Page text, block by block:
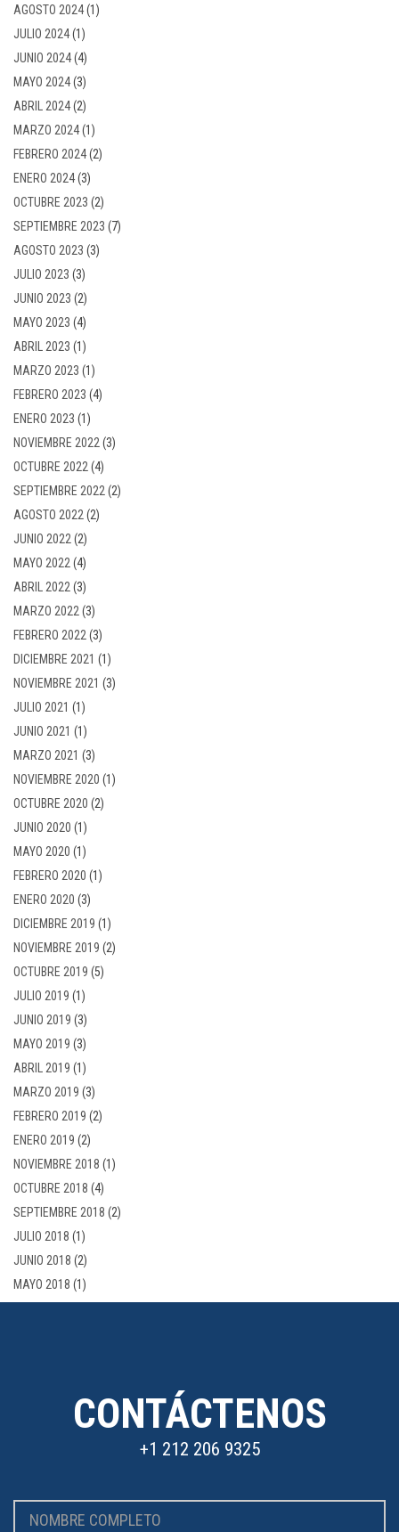
AGOSTO 2024(1)
JULIO 2024(1)
JUNIO 2024(4)
MAYO 2024(3)
ABRIL 2024(2)
MARZO 2024(1)
FEBRERO 2024(2)
ENERO 2024(3)
OCTUBRE 2023 (2)
SEPTIEMBRE 2023 (7)
AGOSTO 2023 (3)
JULIO 2023 (3)
JUNIO 2023 (2)
MAYO 2023 (4)
ABRIL 2023 (1)
MARZO 2023 (1)
FEBRERO 2023 (4)
ENERO 2023 (1)
NOVIEMBRE 2022 (3)
OCTUBRE 2022 (4)
SEPTIEMBRE 2022 (2)
AGOSTO 2022 (2)
JUNIO 2022 (2)
MAYO 2022 (4)
ABRIL 2022 (3)
MARZO 2022 (3)
FEBRERO 2022 (3)
DICIEMBRE 2021 (1)
NOVIEMBRE 2021 (3)
JULIO 2021 (1)
JUNIO 2021 (1)
MARZO 2021 (3)
NOVIEMBRE 2020 (1)
OCTUBRE 2020 (2)
JUNIO 2020 (1)
MAYO 2020 (1)
FEBRERO 2020 (1)
ENERO 2020 (3)
DICIEMBRE 2019 (1)
NOVIEMBRE 2019 (2)
OCTUBRE 2019 (5)
JULIO 2019 (1)
JUNIO 2019 (3)
MAYO 2019 (3)
ABRIL 2019 (1)
MARZO 2019 (3)
FEBRERO 2019 (2)
ENERO 2019 (2)
NOVIEMBRE 2018 (1)
OCTUBRE 2018 (4)
SEPTIEMBRE 2018 (2)
JULIO 2018 (1)
JUNIO 2018 (2)
MAYO 2018 (1)
CONTÁCTENOS
+1 212 206 9325